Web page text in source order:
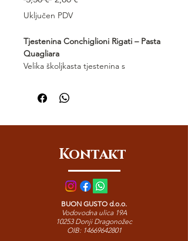
cijena
Uključen PDV
Tjestenina Conchiglioni Rigati – Pasta
Quagliara
Velika školjkasta tjestenina s
zadržava umake i punjenja.
Conchiglioni Rigati Pasta Quagliara
pećnice, bogate mesne ili kremaste
koja pretvara svaki recept u pravo
Kontakt
BUON GUSTO d.o.o.
Vodovodna ulica 19A
10253 Donji Dragonožec
OIB: 14669642801